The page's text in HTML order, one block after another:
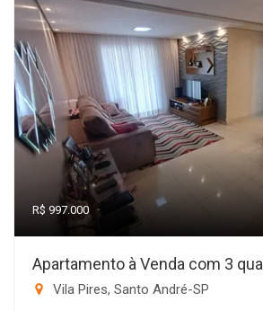
R$ 997.000
Apartamento à Venda com 3
Vila Pires, Santo André-SP